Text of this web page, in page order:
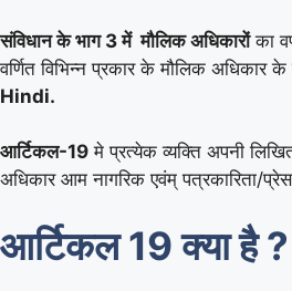
संविधान के भाग 3 में मौलिक अधिकारोंका
वर्णित विभिन्न प्रकार के मौलिक अधिकार
Hindi.
आर्टिकल-19 मे प्रत्येक व्यक्ति अपनी
अधिकार आम नागरिक एवंम् पत्रकारिता/
आर्टिकल 19 क्या